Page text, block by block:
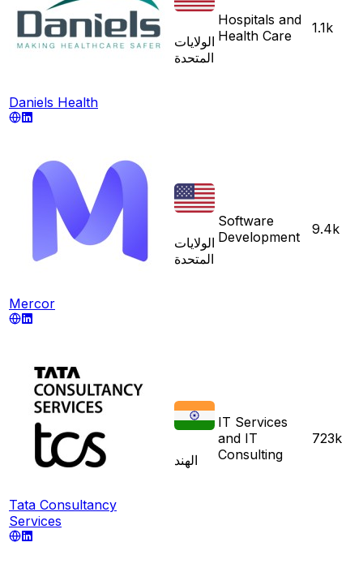
Daniels Health
الولايات
المتحدة
Hospitals and
Health Care
1.1k
Mercor
الولايات
المتحدة
Software
Development
9.4k
Tata Consultancy
Services
الهند
IT Services
and IT
Consulting
723k